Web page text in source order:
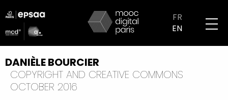
to
main
content
logo
partenaires
mobile
FR
EN
DANIÈLE BOURCIER
COPYRIGHT AND CREATIVE COMMONS
OCTOBER 2016